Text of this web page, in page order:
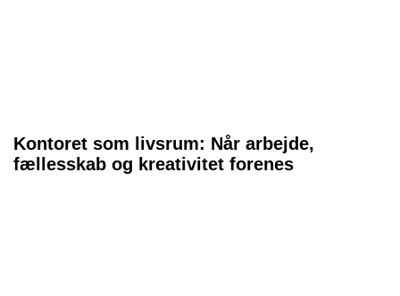
Kontoret som livsrum: Når arbejde,
fællesskab og kreativitet forenes